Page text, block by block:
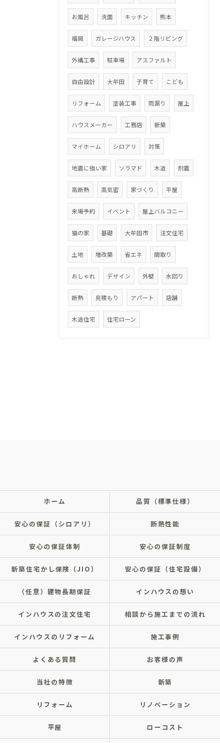
お風呂 洗面 キッチン 熊本
福岡 ガレージハウス ２階リビング
外構工事 駐車場 アスファルト
自由設計 大牟田 子育て こども
リフォーム 塗装工事 雨漏り 屋上
ハウスメーカー 工務店 新築
マイホーム シロアリ 対策
地震に強い家 ソラマド 木造 耐震
高断熱 高気密 家づくり 平屋
来場予約 イベント 屋上バルコニー
猫の家 基礎 大牟田市 注文住宅
土地 増改築 省エネ 間取り
おしゃれ デザイン 外壁 水回り
断熱 見積もり アパート 店舗
木造住宅 住宅ローン
ホーム 品質（標準仕様）
安心の保証（シロアリ） 断熱性能
安心の保証体制 安心の保証制度
新築住宅かし保険（JIO） 安心の保証（住宅設備）
（任意）建物長期保証 インハウスの想い
インハウスの注文住宅 相談から施工までの流れ
インハウスのリフォーム 施工事例
よくある質問 お客様の声
当社の特徴 新築
リフォーム リノベーション
平屋 ローコスト